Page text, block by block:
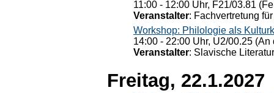
11:00 - 12:00 Uhr, F21/03.81
Veranstalter: Fachvertretung
Workshop: Philologie als
14:00 - 22:00 Uhr, U2/00.25
Veranstalter: Slavische
Freitag, 22.1.2027